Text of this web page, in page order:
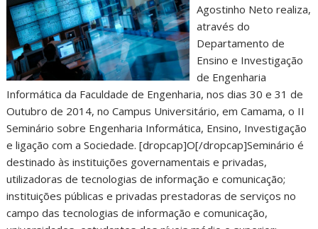
Agostinho Neto realiza,
através do
Departamento de
Ensino e Investigação
de Engenharia
Informática da Faculdade de Engenharia, nos dias 30 e 31 de
Outubro de 2014, no Campus Universitário, em Camama, o II
Seminário sobre Engenharia Informática, Ensino, Investigação
e ligação com a Sociedade. [dropcap]O[/dropcap]Seminário é
destinado às instituições governamentais e privadas,
utilizadoras de tecnologias de informação e comunicação;
instituições públicas e privadas prestadoras de serviços no
campo das tecnologias de informação e comunicação,